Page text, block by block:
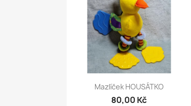
Rychlý náhled
Mazlíček HOUSÁTKO
80,00 Kč